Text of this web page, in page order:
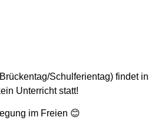
Schulferientag) findet in
Unterricht statt!
im Freien 😊